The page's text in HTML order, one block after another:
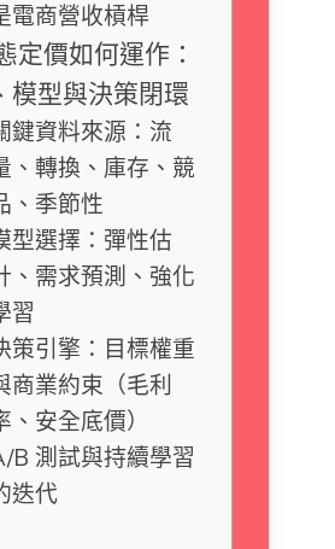
電商營收槓桿
定價如何運作：
模型與決策閉環
鍵資料來源：流
、轉換、庫存、競
、季節性
型選擇：彈性估
、需求預測、強化
習
策引擎：目標權重
商業約束（毛利
、安全底價）
B 測試與持續學習
迭代